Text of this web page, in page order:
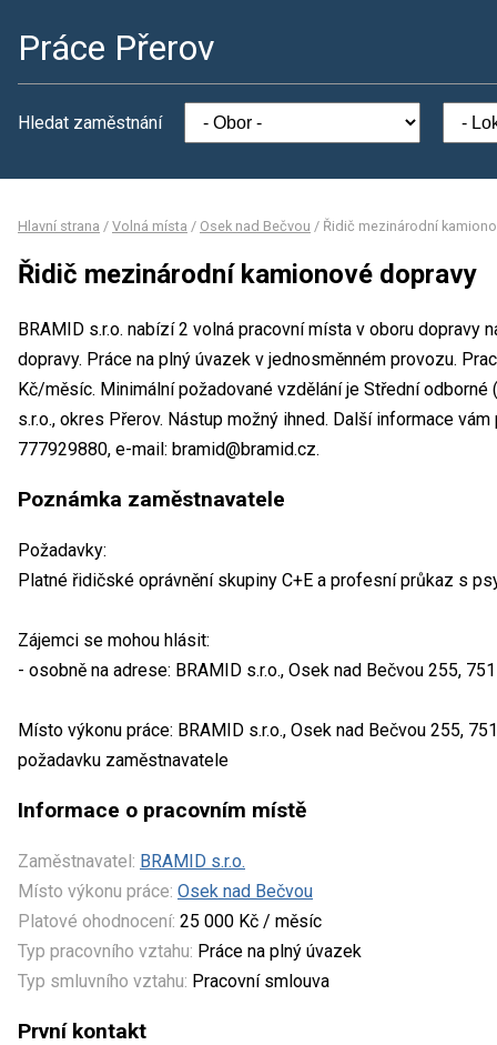
Práce Přerov
Hledat zaměstnání
Hlavní strana / Volná místa / Osek nad Bečvou / Řidič mezinárodní
Řidič mezinárodní kamionové dopravy
BRAMID s.r.o. nabízí 2 volná pracovní místa v oboru dopravy
dopravy. Práce na plný úvazek v jednosměnném provozu.
Kč/měsíc. Minimální požadované vzdělání je Střední
s.r.o., okres Přerov. Nástup možný ihned. Další informace
777929880, e-mail: bramid@bramid.cz.
Poznámka zaměstnavatele
Požadavky:
Platné řidičské oprávnění skupiny C+E a profesní průkaz s
Zájemci se mohou hlásit:
- osobně na adrese: BRAMID s.r.o., Osek nad Bečvou 255,
Místo výkonu práce: BRAMID s.r.o., Osek nad Bečvou 255,
požadavku zaměstnavatele
Informace o pracovním místě
Zaměstnavatel: BRAMID s.r.o.
Místo výkonu práce: Osek nad Bečvou
Platové ohodnocení: 25 000 Kč / měsíc
Typ pracovního vztahu: Práce na plný úvazek
Typ smluvního vztahu: Pracovní smlouva
První kontakt